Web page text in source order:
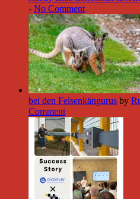
- No Comment
bei den Felsenkängurus by
Comment